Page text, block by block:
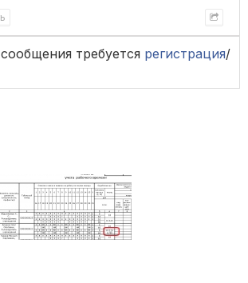
требуется регистрация/